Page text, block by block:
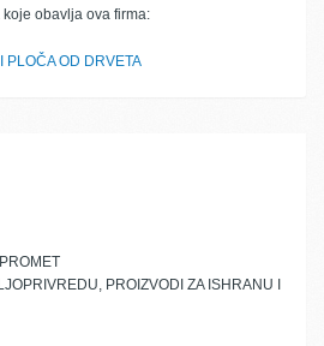
obavlja ova firma:
PLOČA OD DRVETA
PROIZVODI ZA ISHRANU I